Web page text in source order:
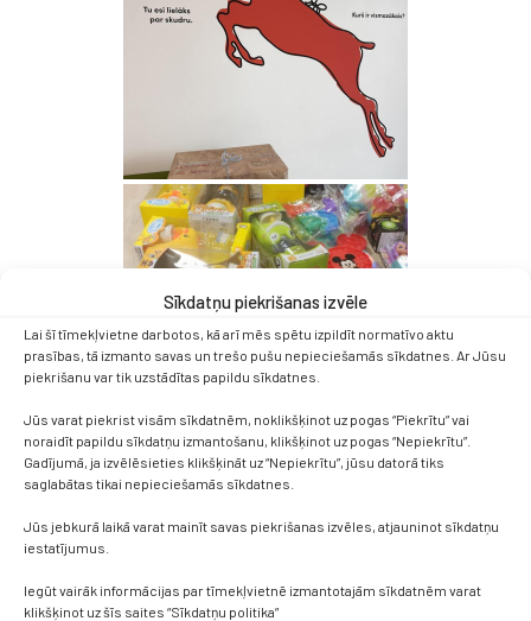
Sīkdatņu piekrišanas izvēle
Lai šī tīmekļvietne darbotos, kā arī mēs spētu izpildīt normatīvo aktu
prasības, tā izmanto savas un trešo pušu nepieciešamās sīkdatnes. Ar Jūsu
piekrišanu var tik uzstādītas papildu sīkdatnes.
Jūs varat piekrist visām sīkdatnēm, noklikšķinot uz pogas “Piekrītu” vai
noraidīt papildu sīkdatņu izmantošanu, klikšķinot uz pogas “Nepiekrītu”.
Gadījumā, ja izvēlēsieties klikšķināt uz “Nepiekrītu”, jūsu datorā tiks
saglabātas tikai nepieciešamās sīkdatnes.
Jūs jebkurā laikā varat mainīt savas piekrišanas izvēles, atjauninot sīkdatņu
iestatījumus.
Iegūt vairāk informācijas par tīmekļvietnē izmantotajām sīkdatnēm varat
klikšķinot uz šīs saites “Sīkdatņu politika”